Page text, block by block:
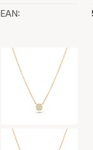
EAN:
Val av färg